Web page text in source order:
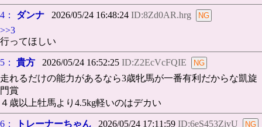
4： ダンナ 2026/05/24 16:48:24 ID:8Zd0AR.hrg
>>3
行ってほしい
5： 貴方 2026/05/24 16:52:25 ID:Z2EcVcFQIE
走れるだけの能力があるなら3歳牝馬が一番有利だからな凱旋
門賞
４歳以上牡馬より4.5kg軽いのはデカい
6： トレーナーちゃん 2026/05/24 17:11:59 ID:6eS453ZivU